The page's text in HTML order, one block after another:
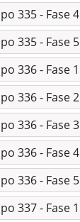
335 - Fase 4
335 - Fase 5
336 - Fase 1
336 - Fase 2
336 - Fase 3
336 - Fase 4
336 - Fase 5
337 - Fase 1